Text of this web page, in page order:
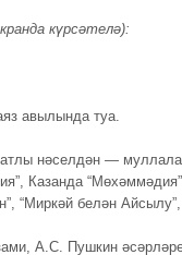
күрсәтелә):
авылында туа.
нәселдән —
Казанда
“Миркәй белән
А.С. Пушкин